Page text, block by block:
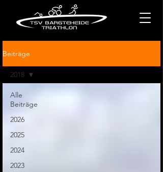
Beiträge
Alle
Beiträge
2026
2025
2024
2023
2018